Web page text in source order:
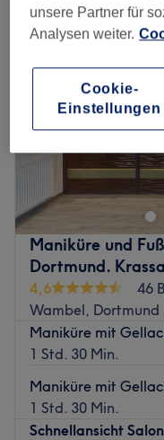
Maniküre und
Dortmund.
4,6
46
Wambel, Dortmund
Maniküre mit
1 Std. 30 Min.
Maniküre mit
1 Std. 30 Min.
Schnellansicht
unsere Partner für
Analysen weiter.
Cookie-
Einstellungen